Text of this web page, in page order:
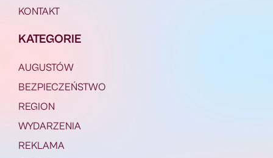
KONTAKT
KATEGORIE
AUGUSTÓW
BEZPIECZEŃSTWO
REGION
WYDARZENIA
REKLAMA